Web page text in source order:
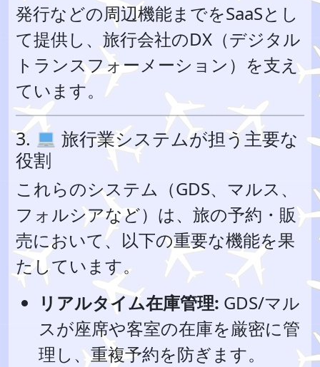
発行などの周辺機能までをSaaSとし
て提供し、旅行会社のDX（デジタル
トランスフォーメーション）を支え
ています。
3.
旅行業システムが担う主要な
役割
これらのシステム（GDS、マルス、
フォルシアなど）は、旅の予約・販
売において、以下の重要な機能を果
たしています。
リアルタイム在庫管理: GDS/マル
スが座席や客室の在庫を厳密に管
理し、重複予約を防ぎます。